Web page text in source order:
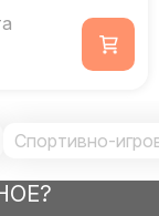
Спортивно-